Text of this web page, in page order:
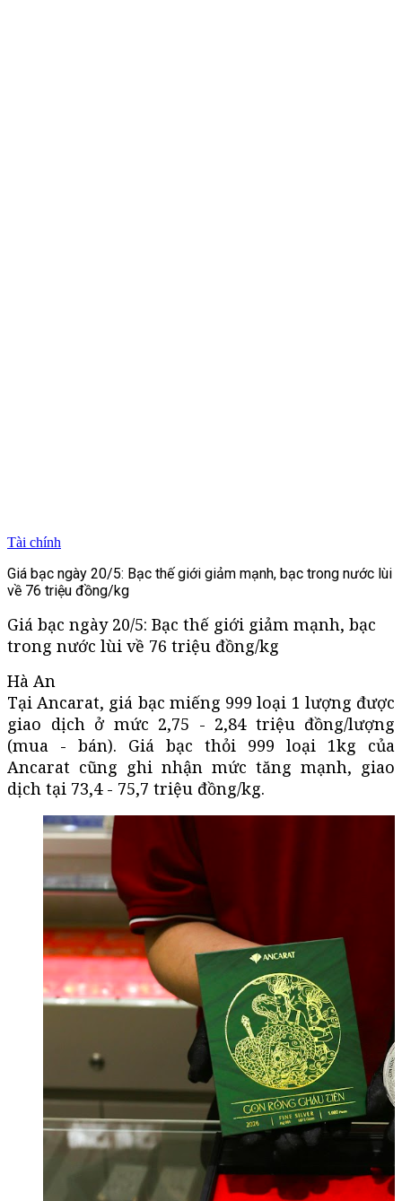
Tài chính
Giá bạc ngày 20/5: Bạc thế giới giảm mạnh, bạc trong nước lùi
về 76 triệu đồng/kg
Giá bạc ngày 20/5: Bạc thế giới giảm mạnh, bạc
trong nước lùi về 76 triệu đồng/kg
Hà An
Tại Ancarat, giá bạc miếng 999 loại 1 lượng được
giao dịch ở mức 2,75 - 2,84 triệu đồng/lượng
(mua - bán). Giá bạc thỏi 999 loại 1kg của
Ancarat cũng ghi nhận mức tăng mạnh, giao
dịch tại 73,4 - 75,7 triệu đồng/kg.